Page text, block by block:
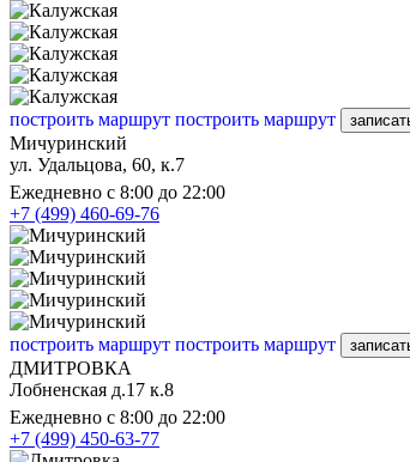
построить маршрут построить маршрут
Мичуринский
ул. Удальцова, 60, к.7
Ежедневно с 8:00 до 22:00
+7 (499) 460-69-76
построить маршрут построить маршрут
ДМИТРОВКА
Лобненская д.17 к.8
Ежедневно с 8:00 до 22:00
+7 (499) 450-63-77